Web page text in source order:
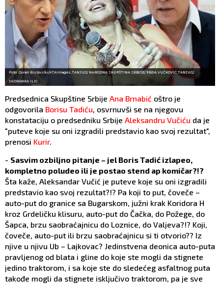
Foto: Goran Ristovski/ATAImages,TANJUG/ NARODNA SKUPŠTINA SRBIJE/ PEĐA VUČKOVIĆ,TANJUG/
JADRANKA ILIC
Predsednica Skupštine Srbije Ana Brnabić oštro je
odgovorila Borisu Tadiću, osvrnuvši se na njegovu
konstataciju o predsedniku Srbije Aleksandru Vučiću da je
"puteve koje su oni izgradili predstavio kao svoj rezultat",
prenosi Kurir.
- Sasvim ozbiljno pitanje – jel Boris Tadić izlapeo,
kompletno poludeo ili je postao stend ap komičar?!?
Šta kaže, Aleksandar Vučić je puteve koje su oni izgradili
predstavio kao svoj rezultat?!? Pa koji to put, čoveče –
auto-put do granice sa Bugarskom, južni krak Koridora H
kroz Grdeličku klisuru, auto-put do Čačka, do Požege, do
Šapca, brzu saobraćajnicu do Loznice, do Valjeva?!? Koji,
čoveče, auto-put ili brzu saobraćajnicu si ti otvorio?? Iz
njive u njivu Ub – Lajkovac? Jedinstvena deonica auto-puta
pravljenog od blata i gline do koje ste mogli da stignete
jedino traktorom, i sa koje ste do sledećeg asfaltnog puta
takođe mogli da stignete isključivo traktorom, pa je sve